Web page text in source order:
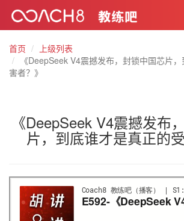
首页
上级列表
《DeepSeek V4震撼发布，封锁中国芯片
害者？》
《DeepSeek V4震撼发布
片，到底谁才是真正的